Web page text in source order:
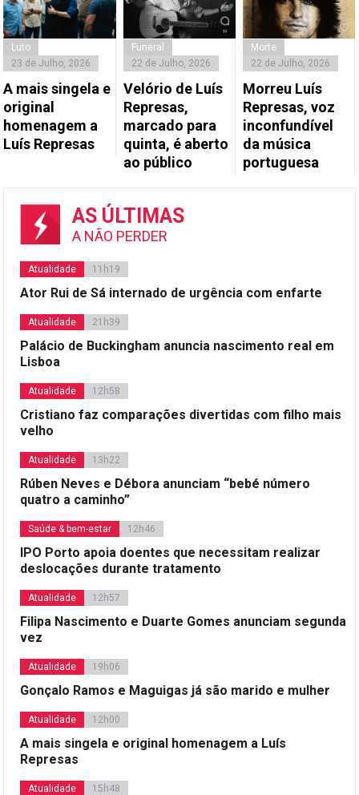
Luto
23 de Julho, 2026
A mais singela e
original
homenagem a
Luís Represas
Funeral
22 de Julho, 2026
Velório de Luís
Represas,
marcado para
quinta, é aberto
ao público
Morte
22 de Julho, 2026
Morreu Luís
Represas, voz
inconfundível
da música
portuguesa
AS ÚLTIMAS
A NÃO PERDER
Atualidade 11h19
Ator Rui de Sá internado de urgência com enfarte
Atualidade 21h39
Palácio de Buckingham anuncia nascimento real em
Lisboa
Atualidade 12h58
Cristiano faz comparações divertidas com filho mais
velho
Atualidade 13h22
Rúben Neves e Débora anunciam “bebé número
quatro a caminho”
Saúde & bem-estar 12h46
IPO Porto apoia doentes que necessitam realizar
deslocações durante tratamento
Atualidade 12h57
Filipa Nascimento e Duarte Gomes anunciam segunda
vez
Atualidade 19h06
Gonçalo Ramos e Maguigas já são marido e mulher
Atualidade 12h00
A mais singela e original homenagem a Luís
Represas
Atualidade 15h48